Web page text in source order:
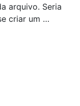
arquivo. Seria
criar um …